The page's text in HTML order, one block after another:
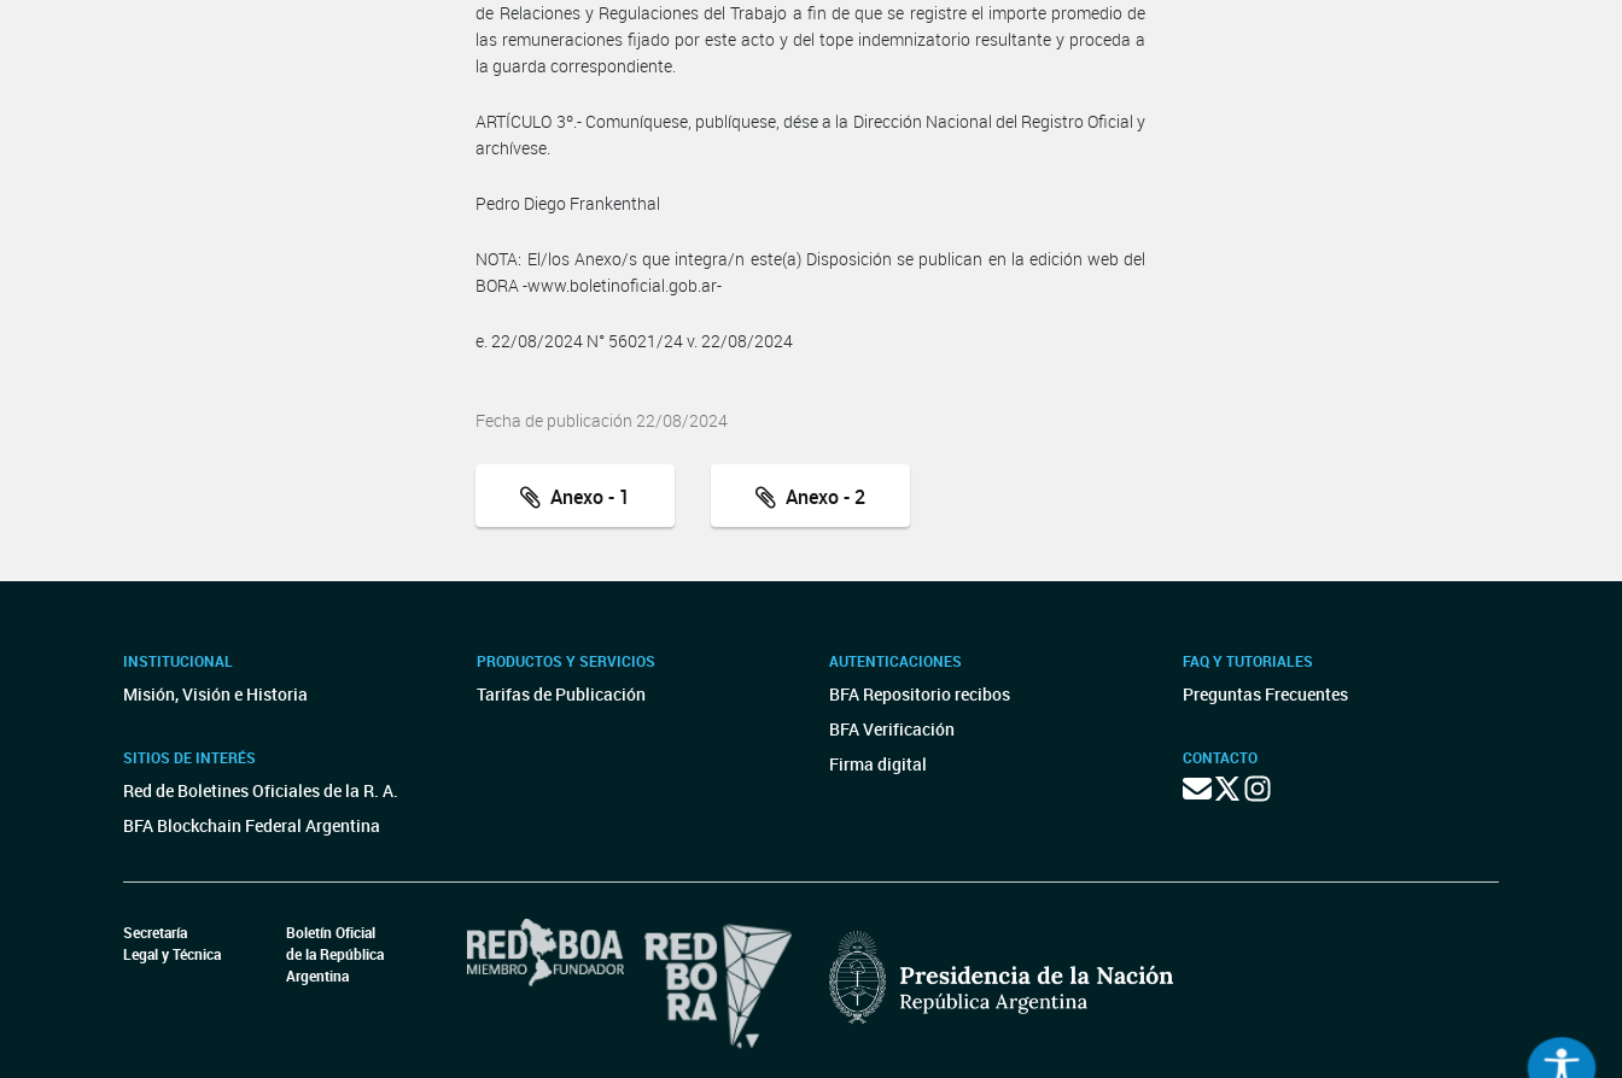
de Relaciones y Regulaciones del Trabajo a fin de que se registre el importe promedio de
las remuneraciones fijado por este acto y del tope indemnizatorio resultante y proceda a
la guarda correspondiente.
ARTÍCULO 3º.- Comuníquese, publíquese, dése a la Dirección Nacional del Registro Oficial y
archívese.
Pedro Diego Frankenthal
NOTA: El/los Anexo/s que integra/n este(a) Disposición se publican en la edición web del
BORA -www.boletinoficial.gob.ar-
e. 22/08/2024 N° 56021/24 v. 22/08/2024
Fecha de publicación 22/08/2024
Anexo - 1 Anexo - 2
INSTITUCIONAL
Misión, Visión e Historia
SITIOS DE INTERÉS
Red de Boletines Oficiales de la R. A.
BFA Blockchain Federal Argentina
PRODUCTOS Y SERVICIOS
Tarifas de Publicación
AUTENTICACIONES
BFA Repositorio recibos
BFA Verificación
Firma digital
FAQ Y TUTORIALES
Preguntas Frecuentes
CONTACTO
Secretaría
Legal y Técnica
Boletín Oficial
de la República
Argentina